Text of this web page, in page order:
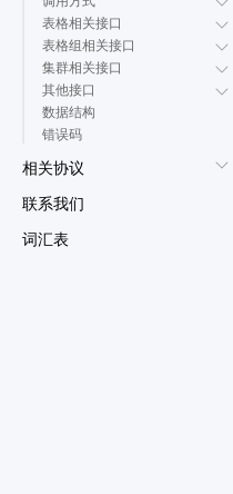
表格相关接口
表格组相关接口
集群相关接口
其他接口
数据结构
错误码
相关协议
联系我们
词汇表